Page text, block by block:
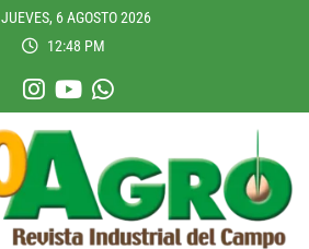
JUEVES, 6 AGOSTO 2026
12:48 PM